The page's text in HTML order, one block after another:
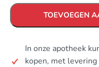
TOEVOEGEN
In onze apotheek
kopen, met